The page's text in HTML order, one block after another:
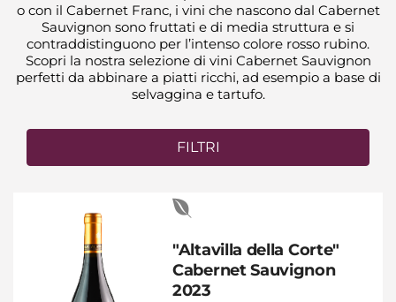
o con il Cabernet Franc, i vini che nascono dal Cabernet
Sauvignon sono fruttati e di media struttura e si
contraddistinguono per l’intenso colore rosso rubino.
Scopri la nostra selezione di vini Cabernet Sauvignon
perfetti da abbinare a piatti ricchi, ad esempio a base di
selvaggina e tartufo.
FILTRI
"Altavilla della Corte"
Cabernet Sauvignon
2023